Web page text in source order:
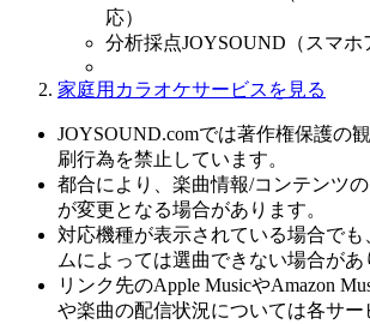
応）
分析採点JOYSOUND（スマホ
家庭用カラオケサービスを見る
JOYSOUND.comでは著作権保護の
刷行為を禁止しています。
都合により、楽曲情報/コンテンツ
が変更となる場合があります。
対応機種が表示されている場合でも
ムによっては選曲できない場合があ
リンク先のApple MusicやAmazon
や楽曲の配信状況については各サ